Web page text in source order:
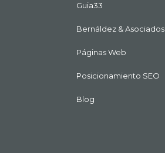
Guia33
Bernáldez & Asociados
Páginas Web
Posicionamiento SEO
Blog